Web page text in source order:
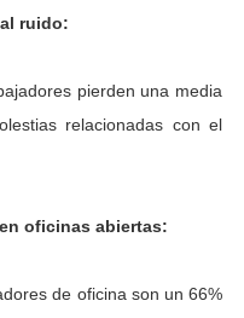
ruido:
pierden una media
relacionadas con el
oficinas abiertas:
de oficina son un 66%